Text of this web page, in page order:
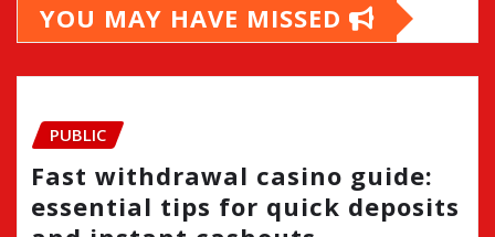
YOU MAY HAVE MISSED
PUBLIC
Fast withdrawal casino guide:
essential tips for quick deposits